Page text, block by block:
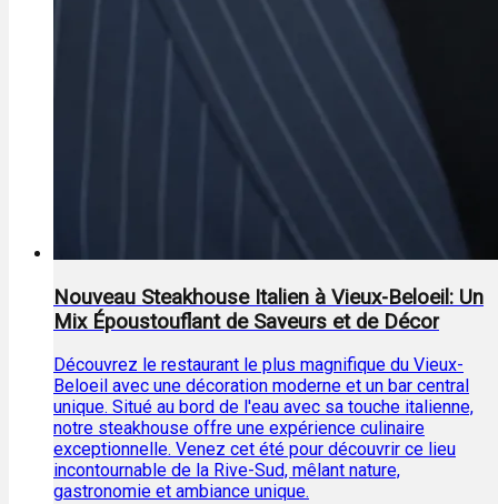
Nouveau Steakhouse Italien à Vieux-Beloeil: Un
Mix Époustouflant de Saveurs et de Décor
Découvrez le restaurant le plus magnifique du Vieux-
Beloeil avec une décoration moderne et un bar central
unique. Situé au bord de l'eau avec sa touche italienne,
notre steakhouse offre une expérience culinaire
exceptionnelle. Venez cet été pour découvrir ce lieu
incontournable de la Rive-Sud, mêlant nature,
gastronomie et ambiance unique.